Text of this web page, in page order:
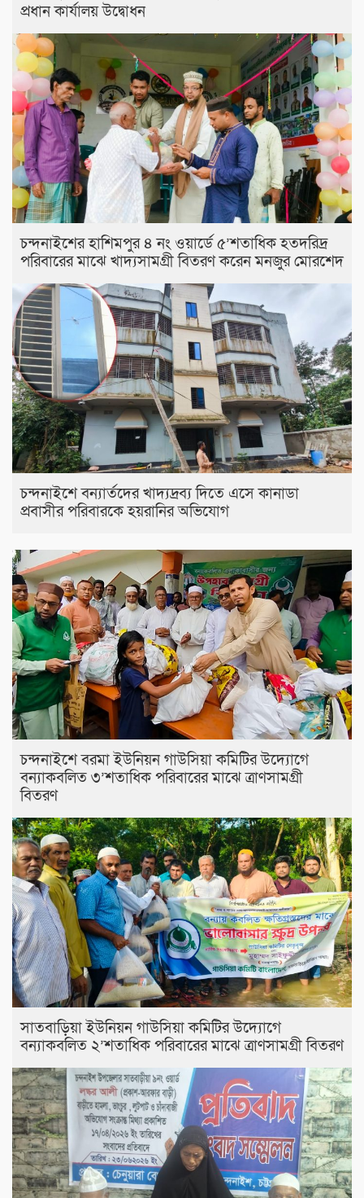
প্রধান কার্যালয় উদ্বোধন
চন্দনাইশের হাশিমপুর ৪ নং ওয়ার্ডে ৫’শতাধিক হতদরিদ্র
পরিবারের মাঝে খাদ্যসামগ্রী বিতরণ করেন মনজুর মোরশেদ
চন্দনাইশে বন্যার্তদের খাদ্যদ্রব্য দিতে এসে কানাডা
প্রবাসীর পরিবারকে হয়রানির অভিযোগ
চন্দনাইশে বরমা ইউনিয়ন গাউসিয়া কমিটির উদ্যোগে
বন্যাকবলিত ৩’শতাধিক পরিবারের মাঝে ত্রাণসামগ্রী
বিতরণ
সাতবাড়িয়া ইউনিয়ন গাউসিয়া কমিটির উদ্যোগে
বন্যাকবলিত ২’শতাধিক পরিবারের মাঝে ত্রাণসামগ্রী বিতরণ